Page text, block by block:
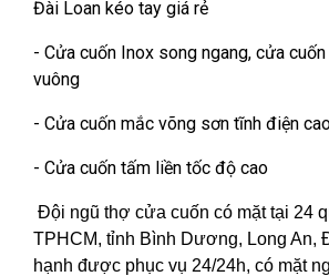
Đài Loan kéo tay giá rẻ
- Cửa cuốn Inox song ngang, cửa
vuông
- Cửa cuốn mắc võng sơn tĩnh điện
- Cửa cuốn tấm liền tốc độ cao
Đội ngũ thợ cửa cuốn có mặt tại 24
TPHCM, tỉnh Bình Dương, Long An,
hạnh được phục vụ 24/24h, có mặt